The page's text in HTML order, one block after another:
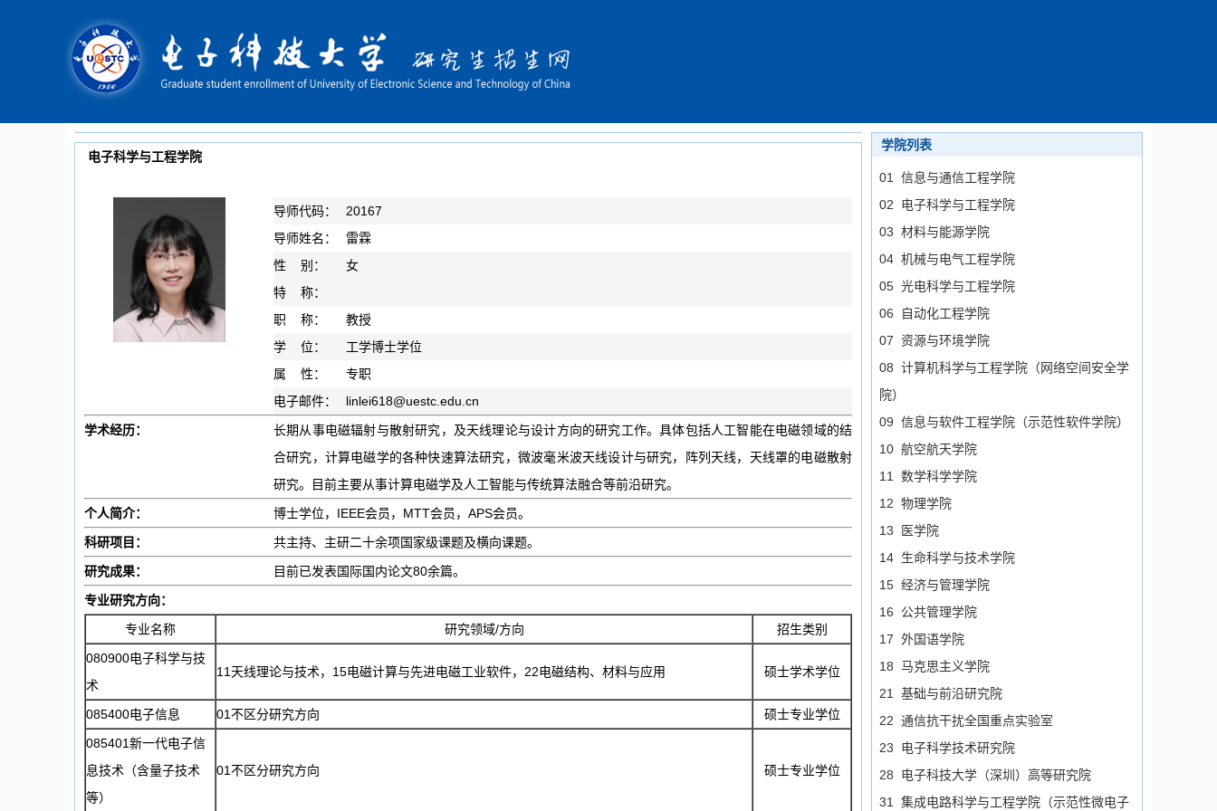
电子科学与工程学院
导师代码：
20167
导师姓名：
雷霖
性 别：
女
特 称：
职 称：
教授
学 位：
工学博士学位
属 性：
专职
电子邮件：
linlei618@uestc.edu.cn
学术经历：
长期从事电磁辐射与散射研究，及天线理论与设计方向的研究工作。具体包括人工智能在电磁领域的结
合研究，计算电磁学的各种快速算法研究，微波毫米波天线设计与研究，阵列天线，天线罩的电磁散射
研究。目前主要从事计算电磁学及人工智能与传统算法融合等前沿研究。
个人简介：
博士学位，IEEE会员，MTT会员，APS会员。
科研项目：
共主持、主研二十余项国家级课题及横向课题。
研究成果：
目前已发表国际国内论文80余篇。
专业研究方向：
专业名称
研究领域/方向
招生类别
080900电子科学与技
术
11天线理论与技术，15电磁计算与先进电磁工业软件，22电磁结构、材料与应用 硕士学术学位
085400电子信息 01不区分研究方向
硕士专业学位
085401新一代电子信
息技术（含量子技术
等）
01不区分研究方向 硕士专业学位
学院列表
01 信息与通信工程学院
02 电子科学与工程学院
03 材料与能源学院
04 机械与电气工程学院
05 光电科学与工程学院
06 自动化工程学院
07 资源与环境学院
08 计算机科学与工程学院（网络空间安全学
院）
09 信息与软件工程学院（示范性软件学院）
10 航空航天学院
11 数学科学学院
12 物理学院
13 医学院
14 生命科学与技术学院
15 经济与管理学院
16 公共管理学院
17 外国语学院
18 马克思主义学院
21 基础与前沿研究院
22 通信抗干扰全国重点实验室
23 电子科学技术研究院
28 电子科技大学（深圳）高等研究院
31 集成电路科学与工程学院（示范性微电子